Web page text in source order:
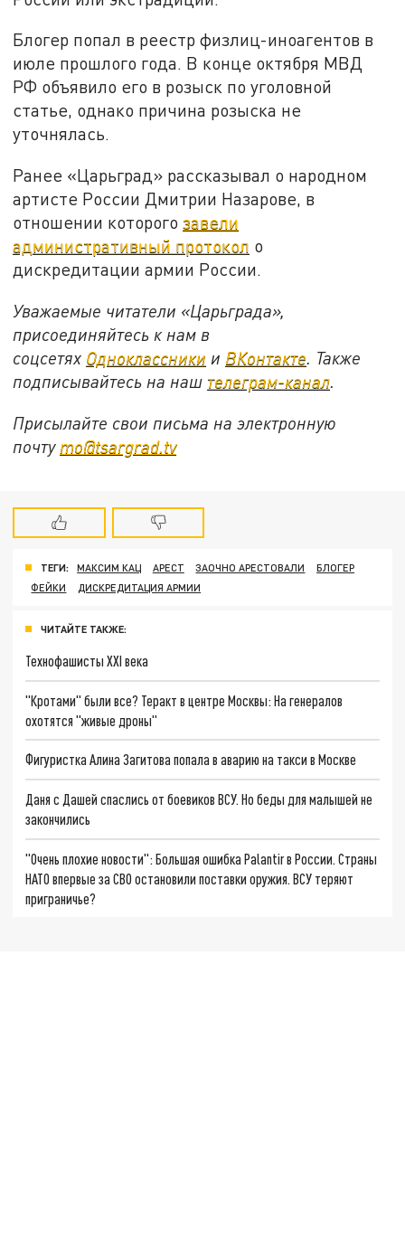
Блогер попал в реестр физлиц-иноагентов в
июле прошлого года. В конце октября МВД
РФ объявило его в розыск по уголовной
статье, однако причина розыска не
уточнялась.
Ранее «Царьград» рассказывал о народном
артисте России Дмитрии Назарове, в
отношении которогозавели
административный протокол о
дискредитации армии России.
Уважаемые читатели «Царьграда»,
присоединяйтесь к нам в
соцсетях Одноклассники и ВКонтакте. Также
подписывайтесь на наш телеграм-канал.
Присылайте свои письма на электронную
почту mo@tsargrad.tv
ТЕГИ: МАКСИМ КАЦ АРЕСТ ЗАОЧНО АРЕСТОВАЛИ
БЛОГЕР
ФЕЙКИ
ДИСКРЕДИТАЦИЯ АРМИИ
ЧИТАЙТЕ ТАКЖЕ:
Технофашисты XXI века
"Кротами" были все? Теракт в центре Москвы: На генералов
охотятся "живые дроны"
Фигуристка Алина Загитова попала в аварию на такси в Москве
Даня с Дашей спаслись от боевиков ВСУ. Но беды для малышей не
закончились
"Очень плохие новости": Большая ошибка Palantir в России. Страны
НАТО впервые за СВО остановили поставки оружия. ВСУ теряют
приграничье?